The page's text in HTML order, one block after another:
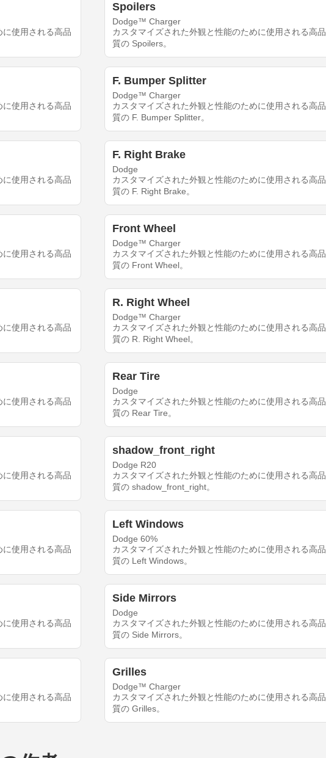
使用される高品
Spoilers
Dodge™ Charger
カスタマイズされた外観と性能のために使用される高品
質の Spoilers。
使用される高品
F. Bumper Splitter
Dodge™ Charger
カスタマイズされた外観と性能のために使用される高品
質の F. Bumper Splitter。
使用される高品
F. Right Brake
Dodge
カスタマイズされた外観と性能のために使用される高品
質の F. Right Brake。
使用される高品
Front Wheel
Dodge™ Charger
カスタマイズされた外観と性能のために使用される高品
質の Front Wheel。
使用される高品
R. Right Wheel
Dodge™ Charger
カスタマイズされた外観と性能のために使用される高品
質の R. Right Wheel。
使用される高品
Rear Tire
Dodge
カスタマイズされた外観と性能のために使用される高品
質の Rear Tire。
使用される高品
shadow_front_right
Dodge R20
カスタマイズされた外観と性能のために使用される高品
質の shadow_front_right。
使用される高品
Left Windows
Dodge 60%
カスタマイズされた外観と性能のために使用される高品
質の Left Windows。
使用される高品
Side Mirrors
Dodge
カスタマイズされた外観と性能のために使用される高品
質の Side Mirrors。
使用される高品
Grilles
Dodge™ Charger
カスタマイズされた外観と性能のために使用される高品
質の Grilles。